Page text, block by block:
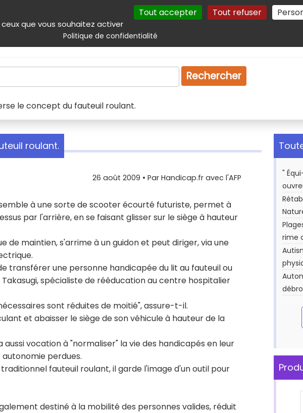
que vous souhaitez activer
Tout accepter Tout refuser
Politique de confidentialité
Autres services Plan du site Gestion des cookies
Produits & services Emploi Droit
Rechercher
le concept du fauteuil roulant.
roulant.
26 août 2009 • Par Handicap.fr avec l'AFP
à une sorte de scooter écourté futuriste, permet à
par l'arrière, en se faisant glisser sur le siège à hauteur
de maintien, s'arrime à un guidon et peut diriger, via une
transférer une personne handicapée du lit au fauteuil ou
spécialiste de rééducation au centre hospitalier
sont réduites de moitié", assure-t-il.
et abaisser le siège de son véhicule à hauteur de la
vocation à "normaliser" la vie des handicapés en leur
perdues.
fauteuil roulant, il garde l'image d'un outil pour
destiné à la mobilité des personnes valides, réduit
"
rime